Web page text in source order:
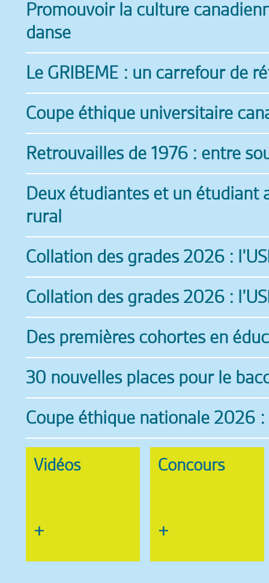
Promouvoir la culture
danse
Le GRIBEME : un carrefour de
Coupe éthique universitaire
Retrouvailles de 1976 : entre
Deux étudiantes et un étudiant
rural
Collation des grades 2026 :
Collation des grades 2026 :
Des premières cohortes en
30 nouvelles places pour le
Coupe éthique nationale 2026
Vidéos
+
Concours
+